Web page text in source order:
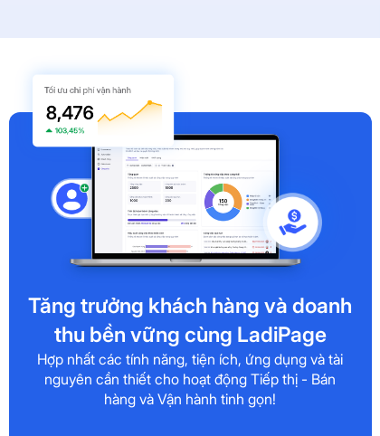
Tăng trưởng khách hàng và doanh
thu bền vững cùng LadiPage
Hợp nhất các tính năng, tiện ích, ứng dụng và tài
nguyên cần thiết cho hoạt động Tiếp thị - Bán
hàng và Vận hành tinh gọn!